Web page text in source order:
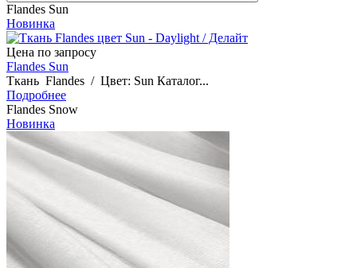
Flandes Sun
Новинка
Цена по запросу
Flandes Sun
Ткань Flandes / Цвет: Sun Каталог...
Подробнее
Flandes Snow
Новинка